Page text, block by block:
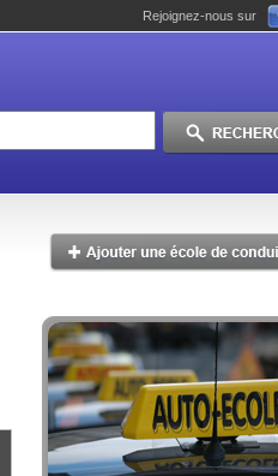
Rejoignez-nous sur